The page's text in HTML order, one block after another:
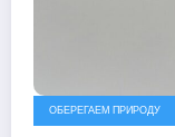
ОБЕРЕГАЕМ ПРИРОДУ